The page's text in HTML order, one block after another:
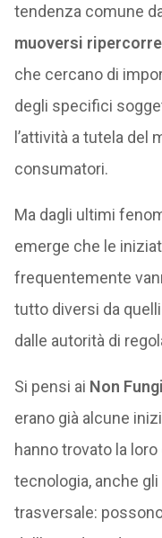
tendenza comune
muoversi
che cercano di
degli specifici
l’attività a tutela del
consumatori.
Ma dagli ultimi
emerge che le
frequentemente
tutto diversi da
dalle autorità di
Si pensi ai Non
erano già alcune
hanno trovato la
tecnologia, anche
trasversale: